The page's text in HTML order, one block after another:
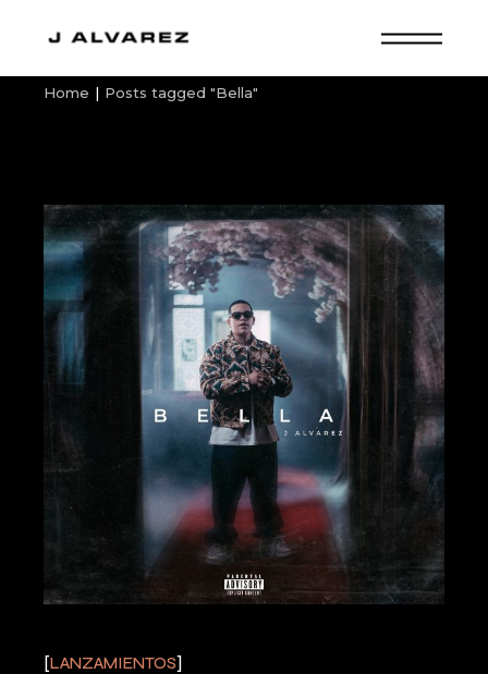
Home Posts tagged "Bella"
LANZAMIENTOS